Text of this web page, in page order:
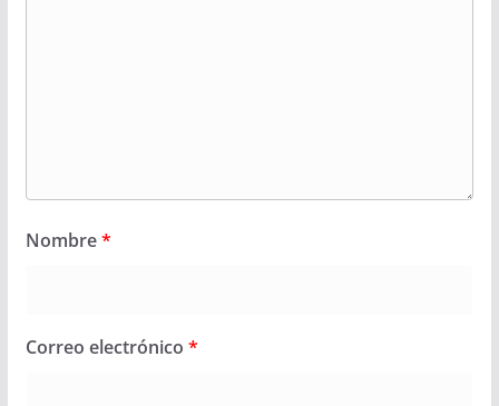
Nombre*
Correo electrónico *